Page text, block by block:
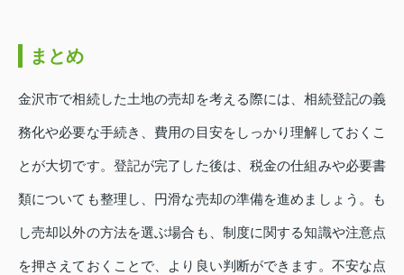
まとめ
金沢市で相続した土地の売却を考える際には、相続登記の義
務化や必要な手続き、費用の目安をしっかり理解しておくこ
とが大切です。登記が完了した後は、税金の仕組みや必要書
類についても整理し、円滑な売却の準備を進めましょう。も
し売却以外の方法を選ぶ場合も、制度に関する知識や注意点
を押さえておくことで、より良い判断ができます。不安な点